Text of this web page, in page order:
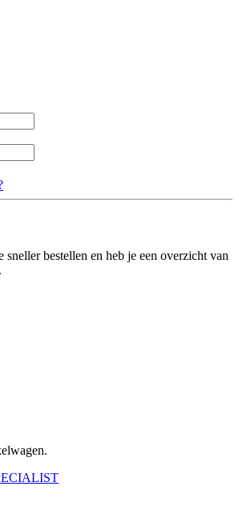
sneller bestellen en heb je een overzicht van